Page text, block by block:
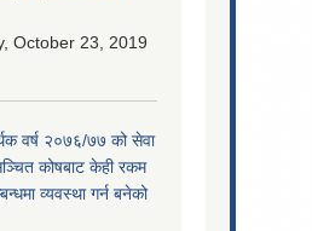
October 23, 2019
वर्ष २०७६/७७ को सेवा
कोषबाट केही रकम
व्यवस्था गर्न बनेको